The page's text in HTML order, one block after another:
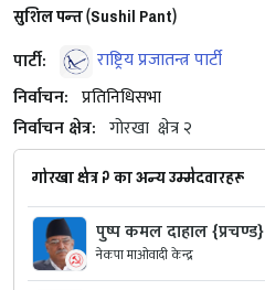
सुशिल पन्त (Sushil Pant)
पार्टी:
राष्ट्रिय प्रजातन्त्र पार्टी
निर्वाचन: प्रतिनिधिसभा
निर्वाचन क्षेत्र: गोरखा क्षेत्र २
गोरखा क्षेत्र २ का अन्य उम्मेदवारहरू
पुष्प कमल दाहाल {प्रचण्ड}
नेकपा माओवादी केन्द्र